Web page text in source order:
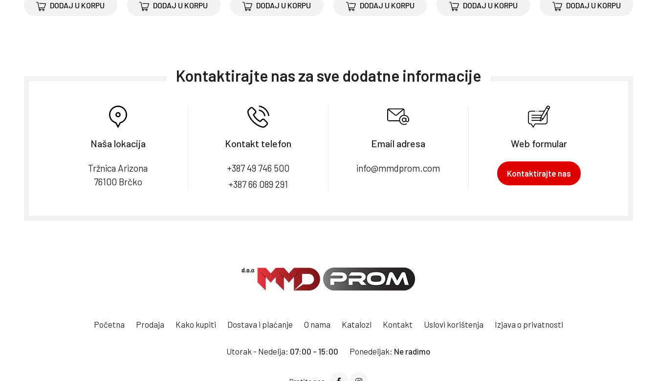
DODAJ U KORPU DODAJ U KORPU DODAJ U KORPU DODAJ U KORPU DODAJ U KORPU DODAJ U KORPU
Kontaktirajte nas za sve dodatne informacije
Naša lokacija
Tržnica Arizona
76100 Brčko
Kontakt telefon
+387 49 746 500
+387 66 089 291
Email adresa
info@mmdprom.com
Web formular
Kontaktirajte nas
Početna Prodaja Kako kupiti Dostava i plaćanje O nama Katalozi Kontakt Uslovi korištenja Izjava o privatnosti
Utorak - Nedelja: 07:00 - 15:00 Ponedeljak: Ne radimo